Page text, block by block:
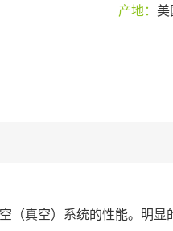
产地： 美
（真空）系统的性能。明